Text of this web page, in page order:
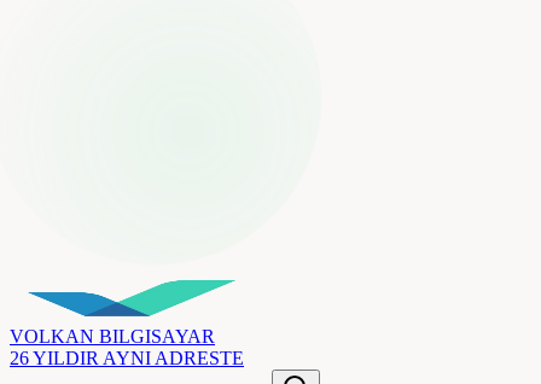
VOLKAN BILGISAYAR
26 YILDIR AYNI ADRESTE